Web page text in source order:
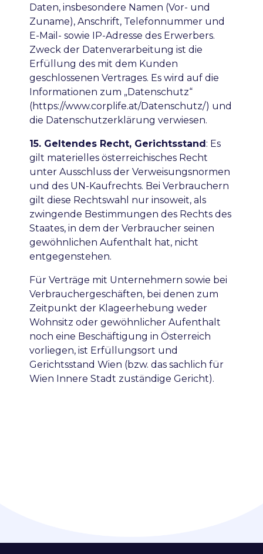
Daten, insbesondere Namen (Vor- und
Zuname), Anschrift, Telefonnummer und
E-Mail- sowie IP-Adresse des Erwerbers.
Zweck der Datenverarbeitung ist die
Erfüllung des mit dem Kunden
geschlossenen Vertrages. Es wird auf die
Informationen zum „Datenschutz“
(https://www.corplife.at/Datenschutz/) und
die Datenschutzerklärung verwiesen.
15. Geltendes Recht, Gerichtsstand : Es
gilt materielles österreichisches Recht
unter Ausschluss der Verweisungsnormen
und des UN-Kaufrechts. Bei Verbrauchern
gilt diese Rechtswahl nur insoweit, als
zwingende Bestimmungen des Rechts des
Staates, in dem der Verbraucher seinen
gewöhnlichen Aufenthalt hat, nicht
entgegenstehen.
Für Verträge mit Unternehmern sowie bei
Verbrauchergeschäften, bei denen zum
Zeitpunkt der Klageerhebung weder
Wohnsitz oder gewöhnlicher Aufenthalt
noch eine Beschäftigung in Österreich
vorliegen, ist Erfüllungsort und
Gerichtsstand Wien (bzw. das sachlich für
Wien Innere Stadt zuständige Gericht).